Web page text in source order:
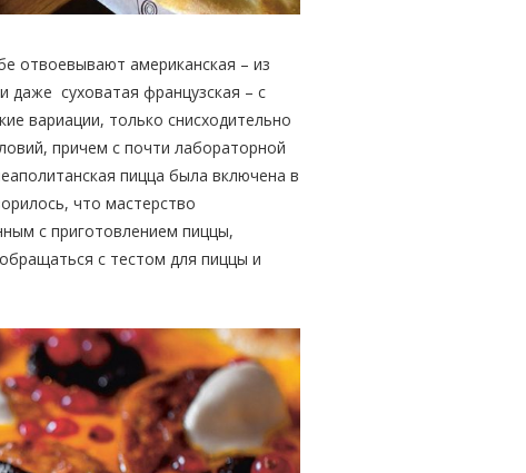
отвоевывают американская – из
даже суховатая французская – с
вариации, только снисходительно
причем с почти лабораторной
пицца была включена в
что мастерство
с приготовлением пиццы,
с тестом для пиццы и